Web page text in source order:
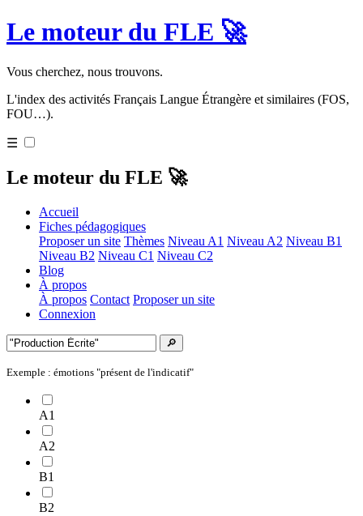
Le moteur du FLE 🚀
Vous cherchez, nous trouvons.
L'index des activités Français Langue Étrangère et similaires (FOS,
FOU…).
☰
Le moteur du FLE 🚀
Accueil
Fiches pédagogiques
Proposer un site Thèmes Niveau A1 Niveau A2 Niveau B1
Niveau B2 Niveau C1 Niveau C2
Blog
À propos
À propos Contact Proposer un site
Connexion
🔎
Exemple : émotions "présent de l'indicatif"
A1
A2
B1
B2